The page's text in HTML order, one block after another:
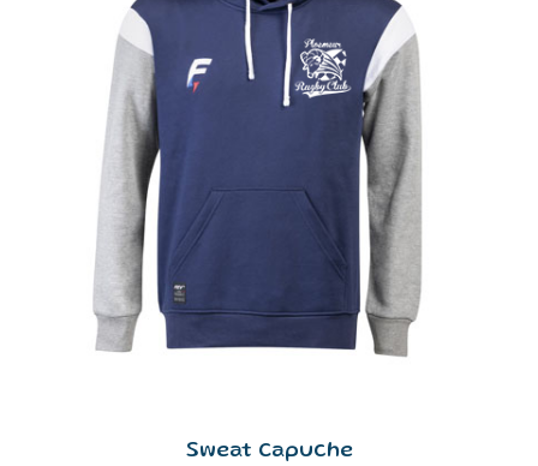
Sweat Capuche